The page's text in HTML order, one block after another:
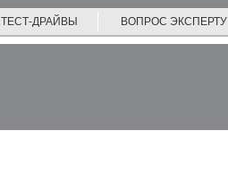
ТЕСТ-ДРАЙВЫ ВОПРОС ЭКСПЕРТУ